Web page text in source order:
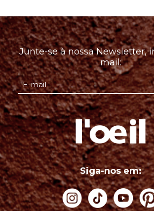
Junte-se à nossa Newsletter,
mail:
Siga-nos em: